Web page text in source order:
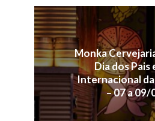
Monka
Dia dos Pais
Internacional
– 07 a 09/